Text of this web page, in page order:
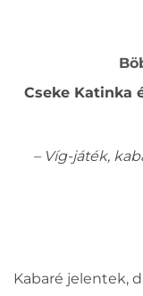
Cseke Katinka
– Víg-játék,
Kabaré jelentek,